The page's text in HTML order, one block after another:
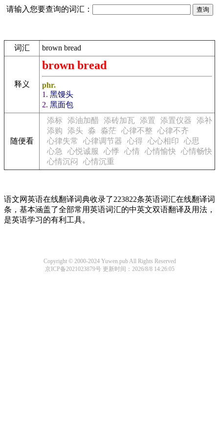
请输入您要查询的词汇：
词汇 brown bread
释义
brown bread
phr.
1. 黑馒头
2. 黑面包
随便看
添标 添油加醋 添砖加瓦 添置 添置仪器
添补
添购
添头 淼 淼茫 心律不整
心律不齐
心律失常
心律调节器 心得 心心相印
心思
心急
心悦诚服 心悸 心情 心情愉快
心情畅快
心情沉闷
心情沉重
语文网英语在线翻译词典收录了223822条英语词汇在线翻译词
条，基本涵盖了全部常用英语词汇的中英文双语翻译及用法，
是英语学习的有利工具。
Copyright © 2000-2024 Yuwen.pub All Rights Reserved
京ICP备2021023879号更新时间：2026/8/8 14:26:05